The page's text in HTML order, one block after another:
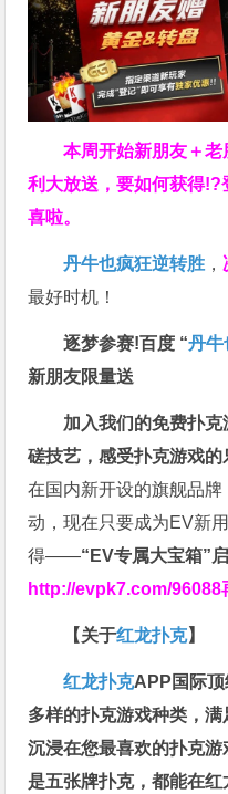
本周开始新朋友＋
利大放送，要如何获得
喜啦。
丹牛也疯狂逆转胜 ，
最好时机！
逐梦参赛!百度 “丹牛
新朋友限量送
加入我们的免费扑
磋技艺，感受扑克游戏的
在国内新开设的旗舰品
动，现在只要成为EV新
得——“EV专属大宝箱”
http://evpk7.com/96088
【关于红龙扑克】
红龙扑克APP国际
多样的扑克游戏种类，
沉浸在您最喜欢的扑克
是五张牌扑克，都能在